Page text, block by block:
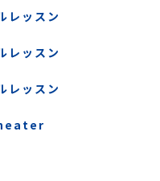
レッスン
レッスン
レッスン